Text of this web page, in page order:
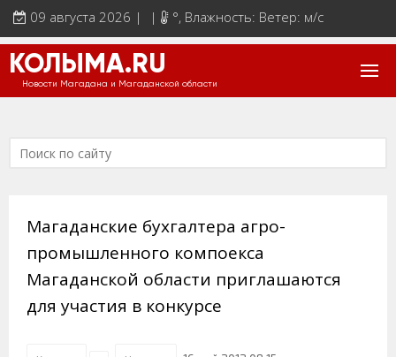
09 августа 2026 | | °, Влажность: Ветер: м/с
КОЛЫМА.RU
Новости Магадана и Магаданской области
Магаданские бухгалтера агро-
промышленного компоекса
Магаданской области приглашаются
для участия в конкурсе